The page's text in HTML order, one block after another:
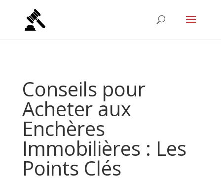
Conseils pour
Acheter aux
Enchères
Immobilières : Les
Points Clés